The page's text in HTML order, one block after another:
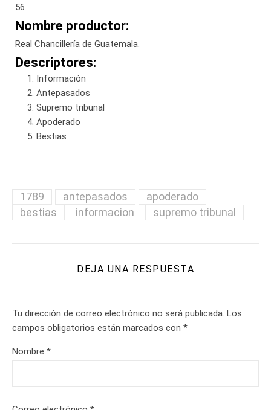
56
Nombre productor:
Real Chancillería de Guatemala.
Descriptores:
Información
Antepasados
Supremo tribunal
Apoderado
Bestias
1789 antepasados
apoderado
bestias
informacion supremo tribunal
DEJA UNA RESPUESTA
Tu dirección de correo electrónico no será publicada. Los
campos obligatorios están marcados con *
Nombre *